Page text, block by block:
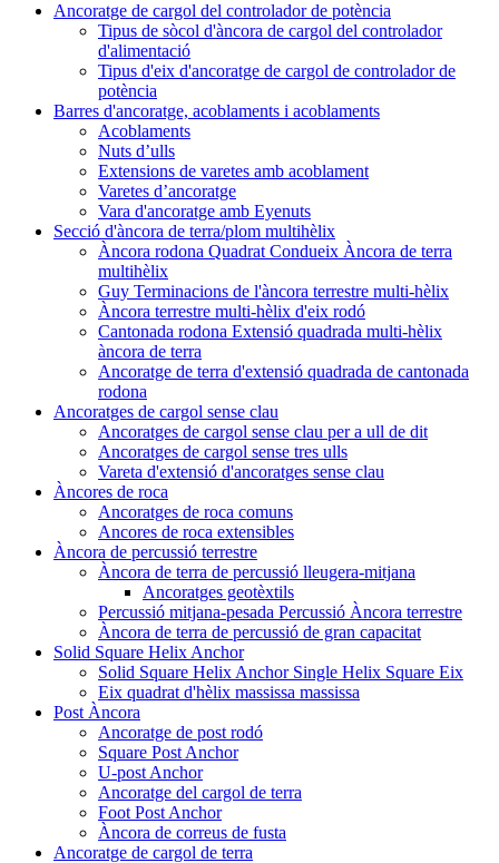
Ancoratge de cargol del controlador de potència
Tipus de sòcol d'àncora de cargol del controlador
d'alimentació
Tipus d'eix d'ancoratge de cargol de controlador de
potència
Barres d'ancoratge, acoblaments i acoblaments
Acoblaments
Nuts d’ulls
Extensions de varetes amb acoblament
Varetes d’ancoratge
Vara d'ancoratge amb Eyenuts
Secció d'àncora de terra/plom multihèlix
Àncora rodona Quadrat Condueix Àncora de terra
multihèlix
Guy Terminacions de l'àncora terrestre multi-hèlix
Àncora terrestre multi-hèlix d'eix rodó
Cantonada rodona Extensió quadrada multi-hèlix
àncora de terra
Ancoratge de terra d'extensió quadrada de cantonada
rodona
Ancoratges de cargol sense clau
Ancoratges de cargol sense clau per a ull de dit
Ancoratges de cargol sense tres ulls
Vareta d'extensió d'ancoratges sense clau
Àncores de roca
Ancoratges de roca comuns
Ancores de roca extensibles
Àncora de percussió terrestre
Àncora de terra de percussió lleugera-mitjana
Ancoratges geotèxtils
Percussió mitjana-pesada Percussió Àncora terrestre
Àncora de terra de percussió de gran capacitat
Solid Square Helix Anchor
Solid Square Helix Anchor Single Helix Square Eix
Eix quadrat d'hèlix massissa massissa
Post Àncora
Ancoratge de post rodó
Square Post Anchor
U-post Anchor
Ancoratge del cargol de terra
Foot Post Anchor
Àncora de correus de fusta
Ancoratge de cargol de terra